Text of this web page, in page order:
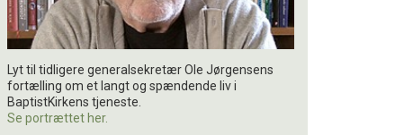
Lyt til tidligere generalsekretær Ole Jørgensens
fortælling om et langt og spændende liv i
BaptistKirkens tjeneste.
Se portrættet her.